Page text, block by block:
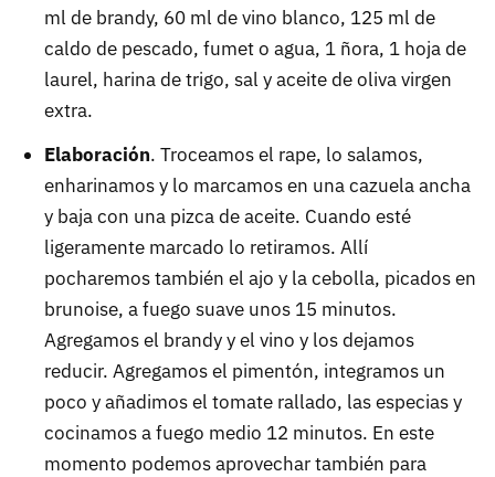
ml de brandy, 60 ml de vino blanco, 125 ml de
caldo de pescado, fumet o agua, 1 ñora, 1 hoja de
laurel, harina de trigo, sal y aceite de oliva virgen
extra.
Elaboración. Troceamos el rape, lo salamos,
enharinamos y lo marcamos en una cazuela ancha
y baja con una pizca de aceite. Cuando esté
ligeramente marcado lo retiramos. Allí
pocharemos también el ajo y la cebolla, picados en
brunoise, a fuego suave unos 15 minutos.
Agregamos el brandy y el vino y los dejamos
reducir. Agregamos el pimentón, integramos un
poco y añadimos el tomate rallado, las especias y
cocinamos a fuego medio 12 minutos. En este
momento podemos aprovechar también para